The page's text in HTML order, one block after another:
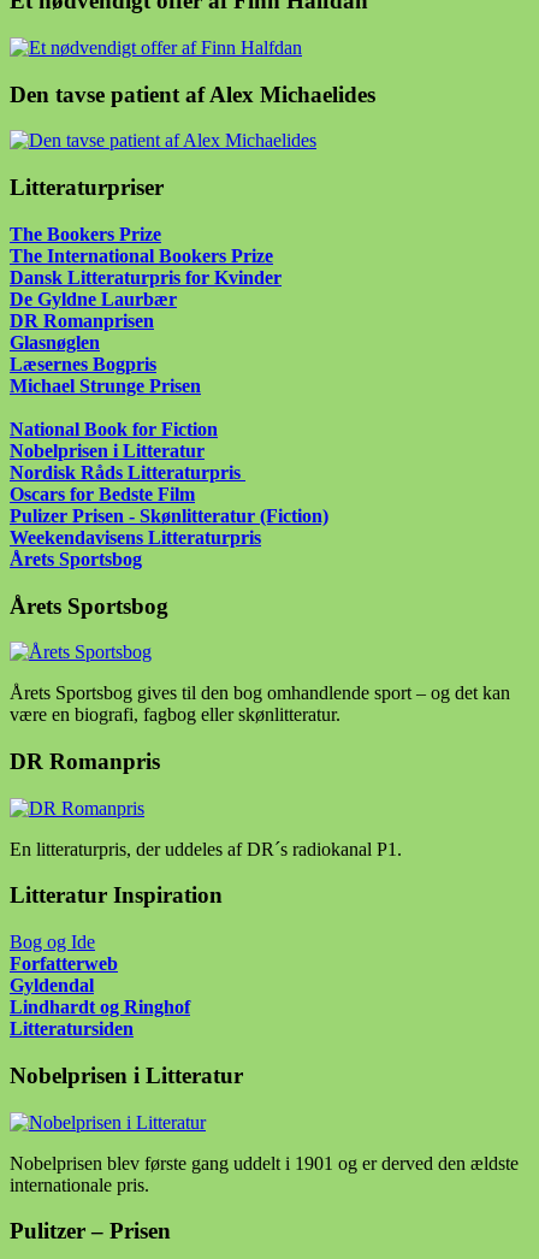
Den tavse patient af Alex Michaelides
Litteraturpriser
The Bookers Prize
The International Bookers Prize
Dansk Litteraturpris for Kvinder
De Gyldne Laurbær
DR Romanprisen
Glasnøglen
Læsernes Bogpris
Michael Strunge Prisen
National Book for Fiction
Nobelprisen i Litteratur
Nordisk Råds Litteraturpris
Oscars for Bedste Film
Pulizer Prisen - Skønlitteratur (Fiction)
Weekendavisens Litteraturpris
Årets Sportsbog
Årets Sportsbog
Årets Sportsbog gives til den bog omhandlende sport – og det kan
være en biografi, fagbog eller skønlitteratur.
DR Romanpris
En litteraturpris, der uddeles af DR´s radiokanal P1.
Litteratur Inspiration
Bog og Ide
Forfatterweb
Gyldendal
Lindhardt og Ringhof
Litteratursiden
Nobelprisen i Litteratur
Nobelprisen blev første gang uddelt i 1901 og er derved den ældste
internationale pris.
Pulitzer – Prisen